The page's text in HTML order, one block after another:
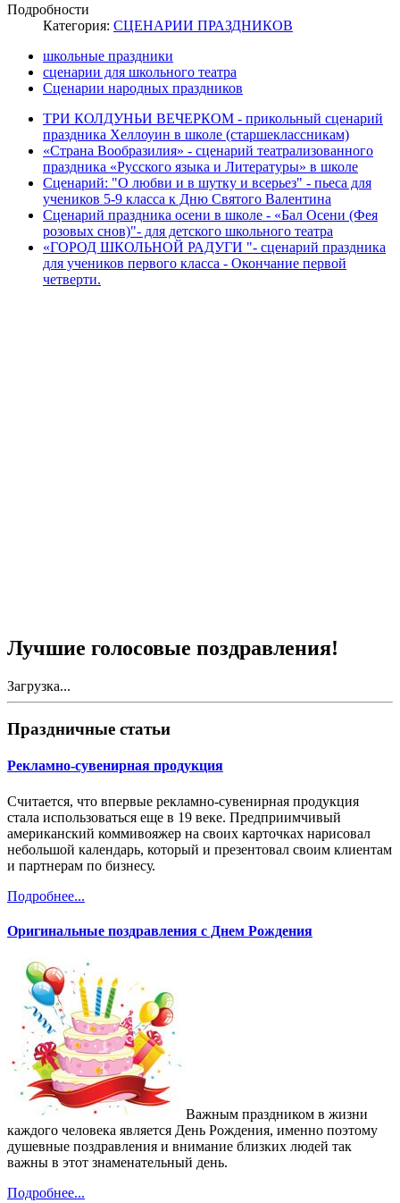
Подробности
Категория: СЦЕНАРИИ ПРАЗДНИКОВ
школьные праздники
сценарии для школьного театра
Сценарии народных праздников
ТРИ КОЛДУНЬИ ВЕЧЕРКОМ - прикольный сценарий
праздника Хеллоуин в школе (старшеклассникам)
«Страна Вообразилия» - сценарий театрализованного
праздника «Русского языка и Литературы» в школе
Сценарий: "О любви и в шутку и всерьез" - пьеса для
учеников 5-9 класса к Дню Святого Валентина
Сценарий праздника осени в школе - «Бал Осени (Фея
розовых снов)"- для детского школьного театра
«ГОРОД ШКОЛЬНОЙ РАДУГИ "- сценарий праздника
для учеников первого класса - Окончание первой
четверти.
Лучшие голосовые поздравления!
Загрузка...
Праздничные статьи
Рекламно-сувенирная продукция
Считается, что впервые рекламно-сувенирная продукция
стала использоваться еще в 19 веке. Предприимчивый
американский коммивояжер на своих карточках нарисовал
небольшой календарь, который и презентовал своим клиентам
и партнерам по бизнесу.
Подробнее...
Оригинальные поздравления с Днем Рождения
Важным праздником в жизни
каждого человека является День Рождения, именно поэтому
душевные поздравления и внимание близких людей так
важны в этот знаменательный день.
Подробнее...